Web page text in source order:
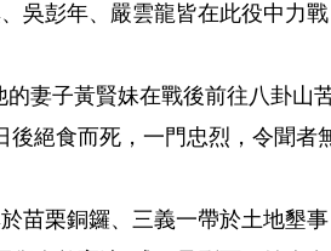
吳彭年、嚴雲龍皆在此役中力戰
的妻子黃賢妹在戰後前往八卦山
後絕食而死，一門忠烈，令聞者
苗栗銅鑼、三義一帶於土地墾事